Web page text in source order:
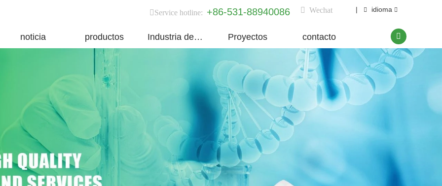
Service hotline: +86-531-88940086 Wechat | idioma
noticia productos Industria del grupo Proyectos contacto